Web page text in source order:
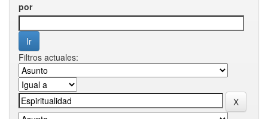
por
Filtros actuales: